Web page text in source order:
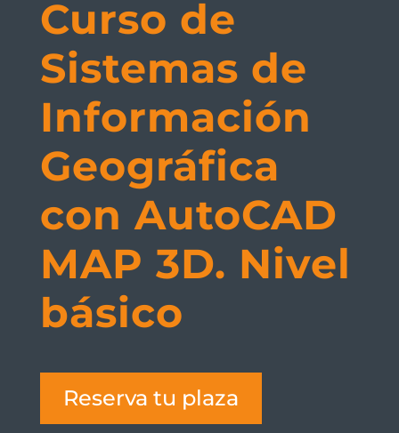
Curso de
Sistemas de
Información
Geográfica
con AutoCAD
MAP 3D. Nivel
básico
Reserva tu plaza